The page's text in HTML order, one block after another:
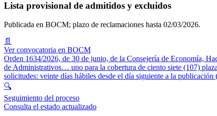
Lista provisional de admitidos y excluidos
Publicada en BOCM; plazo de reclamaciones hasta 02/03/2026.
📄
Ver convocatoria en BOCM
Orden 1634/2026, de 30 de junio, de la Consejería de Economía,
de Administrativos… uno para la cobertura de ciento siete (107)
solicitudes: veinte días hábiles desde el día siguiente a la
🔍
Seguimiento del proceso
Consulta el estado actualizado